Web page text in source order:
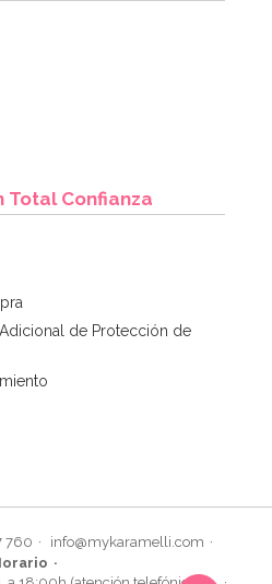
Plata Satinada 30 cm -
AÑADIR
Total Confianza
de Protección de
760
info@mykaramelli.com